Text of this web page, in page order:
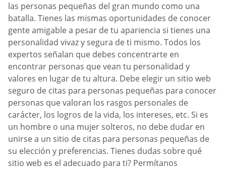
las personas pequeñas del gran mundo como una
batalla. Tienes las mismas oportunidades de conocer
gente amigable a pesar de tu apariencia si tienes una
personalidad vivaz y segura de ti mismo. Todos los
expertos señalan que debes concentrarte en
encontrar personas que vean tu personalidad y
valores en lugar de tu altura. Debe elegir un sitio web
seguro de citas para personas pequeñas para conocer
personas que valoran los rasgos personales de
carácter, los logros de la vida, los intereses, etc. Si es
un hombre o una mujer solteros, no debe dudar en
unirse a un sitio de citas para personas pequeñas de
su elección y preferencias. Tienes dudas sobre qué
sitio web es el adecuado para ti? Permítanos